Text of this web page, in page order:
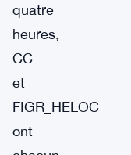
quatre
heures,
CC
et
FIGR_HELOC
ont